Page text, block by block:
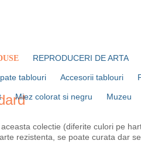
Miez colorat si negru Muzeu
tablouri Accesorii tablouri
REPRODUCERI DE ARTA
colectie (diferite culori pe
rezistenta, se poate curata dar